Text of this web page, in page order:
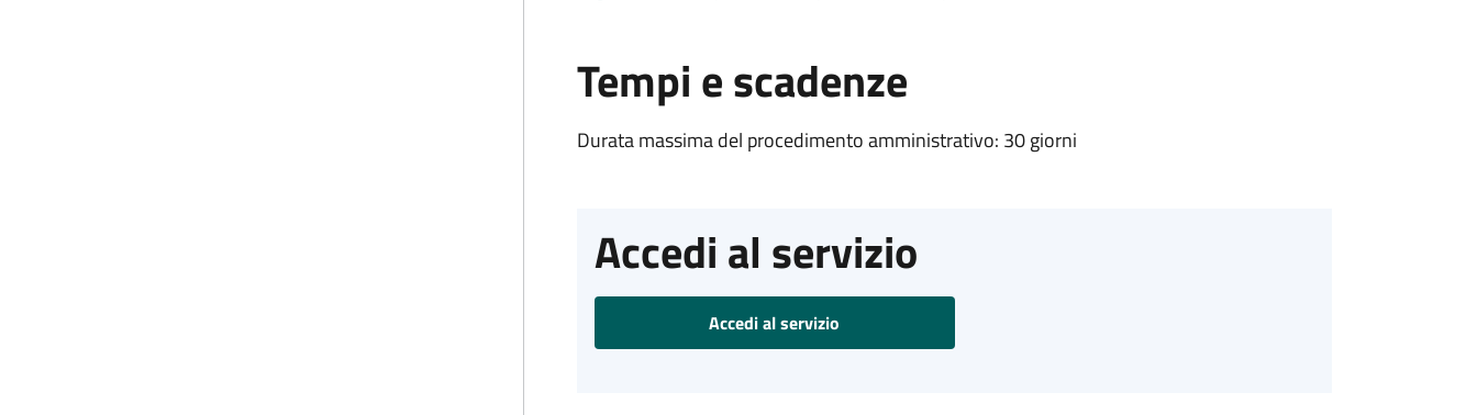
Tempi e scadenze
Durata massima del procedimento amministrativo: 30 giorni
Accedi al servizio
Accedi al servizio